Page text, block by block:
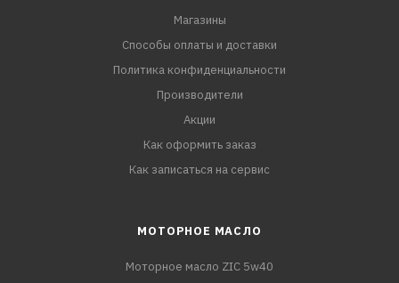
Магазины
Способы оплаты и доставки
Политика конфиденциальности
Производители
Акции
Как оформить заказ
Как записаться на сервис
МОТОРНОЕ МАСЛО
Моторное масло ZIC 5w40